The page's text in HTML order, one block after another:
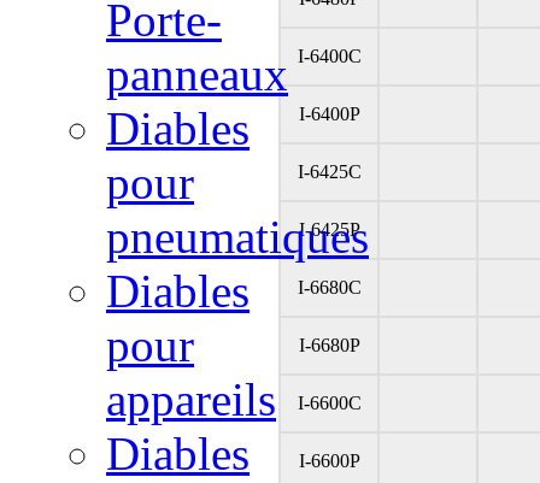
I-6400C
I-6400P
I-6425C
I-6425P
I-6680C
I-6680P
I-6600C
I-6600P
Porte-
panneaux
Diables
pour
pneumatiques
Diables
pour
appareils
Diables